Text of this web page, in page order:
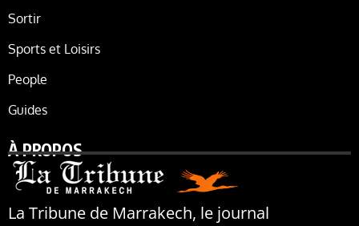
Sortir
Sports et Loisirs
People
Guides
À PROPOS
La Tribune de Marrakech, le journal